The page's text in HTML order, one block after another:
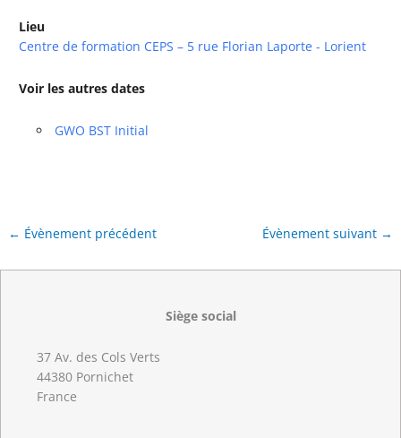
Lieu
Centre de formation CEPS – 5 rue Florian Laporte - Lorient
Voir les autres dates
GWO BST Initial
← Évènement précédent Évènement suivant →
Siège social
37 Av. des Cols Verts
44380 Pornichet
France